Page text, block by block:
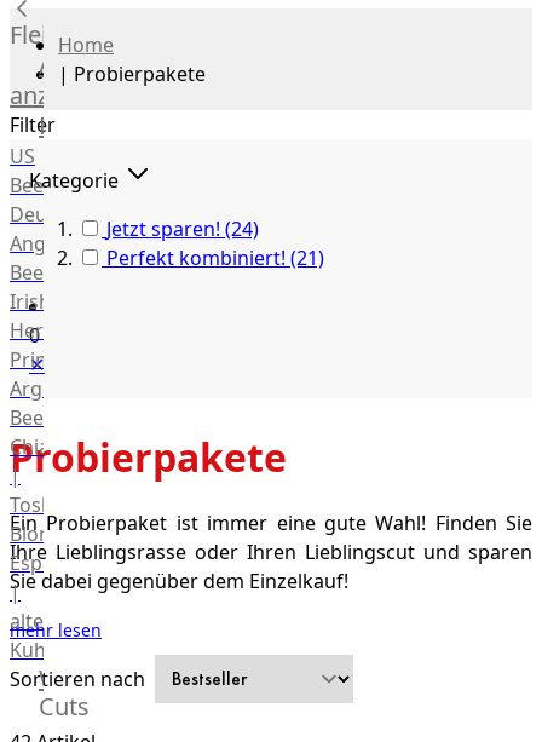
Fleisch
Alle
anzeigen
Rind
US
Beef
Deutsches
Angus
Beef
Irish
Hereford
Prime
Argentina
Beef
Chianina
|
Toskana
Blonda
Espanola
|
alte
Kuh
Wagyu
Beef
Cuts
Home
| Probierpakete
Filter
Kategorie
Jetzt sparen! (24)
Perfekt kombiniert! (21)
0
✕
Probierpakete
Ein Probierpaket ist immer eine gute Wahl! Finden Sie
Ihre Lieblingsrasse oder Ihren Lieblingscut und sparen
Sie dabei gegenüber dem Einzelkauf!
mehr lesen
Sortieren nach